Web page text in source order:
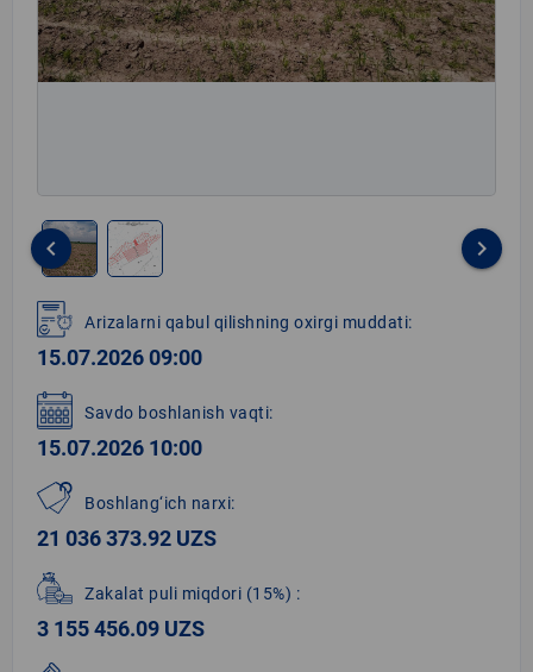
1
of
2
keyboard_arrow_left keyboard_arrow_right
Arizalarni qabul qilishning oxirgi muddati:
15.07.2026 09:00
Savdo boshlanish vaqti:
15.07.2026 10:00
Boshlang‘ich narxi:
21 036 373.92 UZS
Zakalat puli miqdori (15%) :
3 155 456.09 UZS